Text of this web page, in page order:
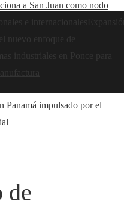
a San Juan como nodo
e internacionales
nuevo enfoque de
industriales en Ponce para
Panamá impulsado por el
de